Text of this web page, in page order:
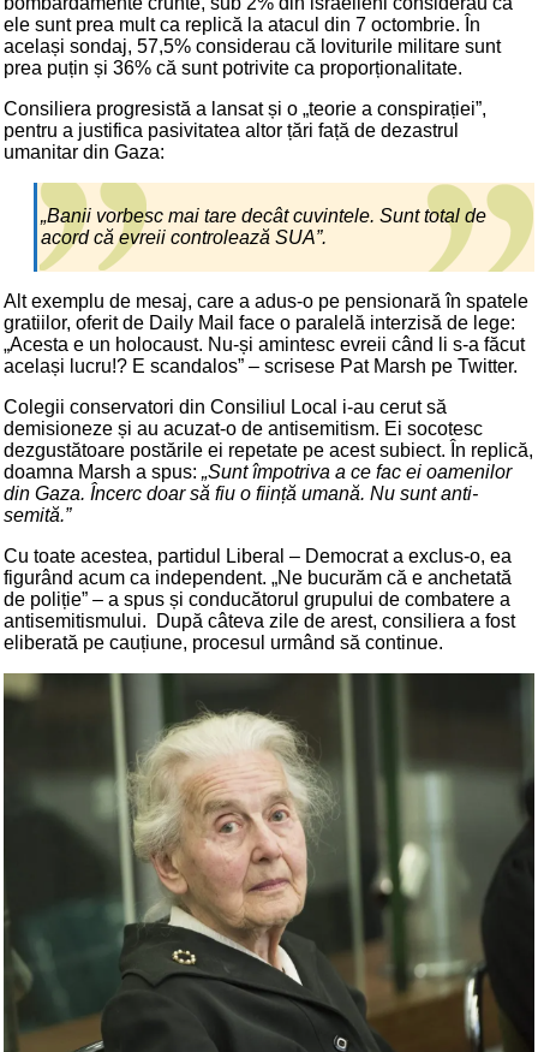
ele sunt prea mult ca replică la atacul din 7 octombrie. În
același sondaj, 57,5% considerau că loviturile militare sunt
prea puțin și 36% că sunt potrivite ca proporționalitate.
Consiliera progresistă a lansat și o „teorie a conspirației”,
pentru a justifica pasivitatea altor țări față de dezastrul
umanitar din Gaza:
„Banii vorbesc mai tare decât cuvintele. Sunt total de
acord că evreii controlează SUA”.
Alt exemplu de mesaj, care a adus-o pe pensionară în spatele
gratiilor, oferit de Daily Mail face o paralelă interzisă de lege:
„Acesta e un holocaust. Nu-și amintesc evreii când li s-a făcut
același lucru!? E scandalos” – scrisese Pat Marsh pe Twitter.
Colegii conservatori din Consiliul Local i-au cerut să
demisioneze și au acuzat-o de antisemitism. Ei socotesc
dezgustătoare postările ei repetate pe acest subiect. În replică,
doamna Marsh a spus: „Sunt împotriva a ce fac ei oamenilor
din Gaza. Încerc doar să fiu o ființă umană. Nu sunt anti-
semită.”
Cu toate acestea, partidul Liberal – Democrat a exclus-o, ea
figurând acum ca independent. „Ne bucurăm că e anchetată
de poliție” – a spus și conducătorul grupului de combatere a
antisemitismului. După câteva zile de arest, consiliera a fost
eliberată pe cauțiune, procesul urmând să continue.